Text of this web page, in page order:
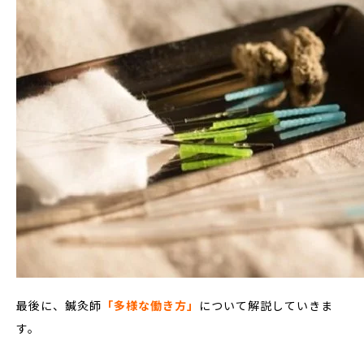
最後に、鍼灸師 「多様な働き方」 について解説していきま
す。